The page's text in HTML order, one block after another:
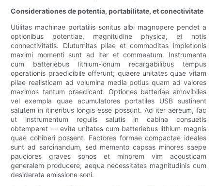
Considerationes de potentia, portabilitate, et conectivitate
Utilitas machinae portatilis sonitus albi magnopere pendet a
optionibus potentiae, magnitudine physica, et notis
connectivitatis. Diuturnitas pilae et commoditas impletionis
maximi momenti sunt ad iter et commeatum. Instrumenta
cum batteriebus lithium-ionum recargabilibus tempus
operationis praedicibile offerunt; quaere unitates quae vitam
pilae realisticam ad volumina media potius quam ad valores
maximos tantum praedicant. Optiones batteriae amovibiles
vel exempla quae acumulatores portatiles USB sustinent
salutem in itineribus longis esse possunt. Ad iter aereum, fac
ut instrumentum regulis salutis in cabina consuetis
obtemperet — evita unitates cum batteriebus lithium magnis
quae cohiberi possent. Factores formae compactae ideales
sunt ad sarcinandum, sed memento capsas minores saepe
pauciores graves sonos et minorem vim acousticam
generalem producere; aequa necessitates magnitudinis cum
desiderata emissione soni.